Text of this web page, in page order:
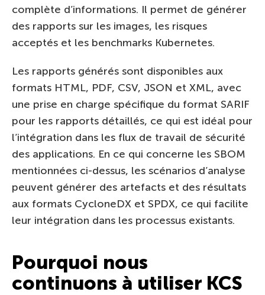
complète d’informations. Il permet de générer
des rapports sur les images, les risques
acceptés et les benchmarks Kubernetes.
Les rapports générés sont disponibles aux
formats HTML, PDF, CSV, JSON et XML, avec
une prise en charge spécifique du format SARIF
pour les rapports détaillés, ce qui est idéal pour
l’intégration dans les flux de travail de sécurité
des applications. En ce qui concerne les SBOM
mentionnées ci-dessus, les scénarios d’analyse
peuvent générer des artefacts et des résultats
aux formats CycloneDX et SPDX, ce qui facilite
leur intégration dans les processus existants.
Pourquoi nous
continuons à utiliser KCS